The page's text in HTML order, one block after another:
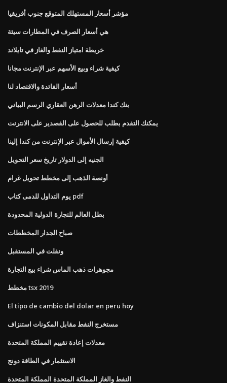
مؤشر أسعار المستهلك المتوقع جنوب أفريقيا
هي أسعار الصرف في المطارات سيئة
خريطة امتياز النفط والغاز في تايلاند
كيفية شراء وبيع الأسهم عبر الإنترنت مجانا
أسعار الفائدة والاقتصاد لنا
بنك كندا معدلات الرهن العقاري الرسم البياني
يمكنك التقدم بطلب للحصول على القصدير على الانترنت
كيفية إرسال الأموال عبر الإنترنت من كندا إلينا
الجنيه إلى الدولار تاريخ سعر التحويل
أونصة الذهب إلى مخطط تحويل غرام
يوم التداول للدمى كتاب pdf
بطل العالم للتجارة الدولية المحدودة
صباح الجدار المخططات
ونقلت في المستقبل
مجوهرات ذهب الماس شراء بيع التجارة
مخطط tsx 2019
El tipo de cambio del dolar en peru hoy
مستخرج النفط مقابل المكونات استنزاف
معدلات إعادة تقييم المملكة المتحدة
الاستثمار في الطاقة دونج
النفط والغاز المملكة المتحدة المملكة المتحدة